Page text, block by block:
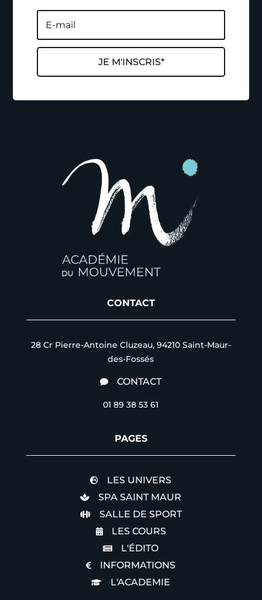
JE M'INSCRIS*
CONTACT
28 Cr Pierre-Antoine Cluzeau, 94210 Saint-Maur-
des-Fossés
 CONTACT
01 89 38 53 61
PAGES
 LES UNIVERS
 SPA SAINT MAUR
 SALLE DE SPORT
 LES COURS
 L'ÉDITO
 INFORMATIONS
 L'ACADEMIE